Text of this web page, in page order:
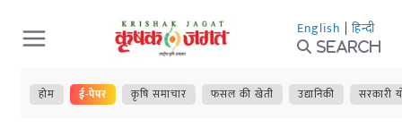
Skip
to
content
English | हिन्दी
Search
होम ई-पेपर कृषि समाचार फसल की खेती उद्यानिकी सरकारी